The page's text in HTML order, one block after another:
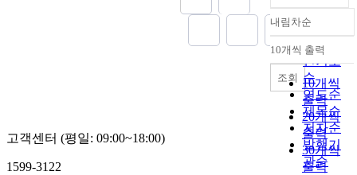
정확도
순
인기도
순
연도순
제목순
저자순
발행기
관순
내림차순
내림차순
10개씩 출력
10개씩
출력
20개씩
출력
30개씩
출력
조회
고객센터 (평일: 09:00~18:00)
1599-3122